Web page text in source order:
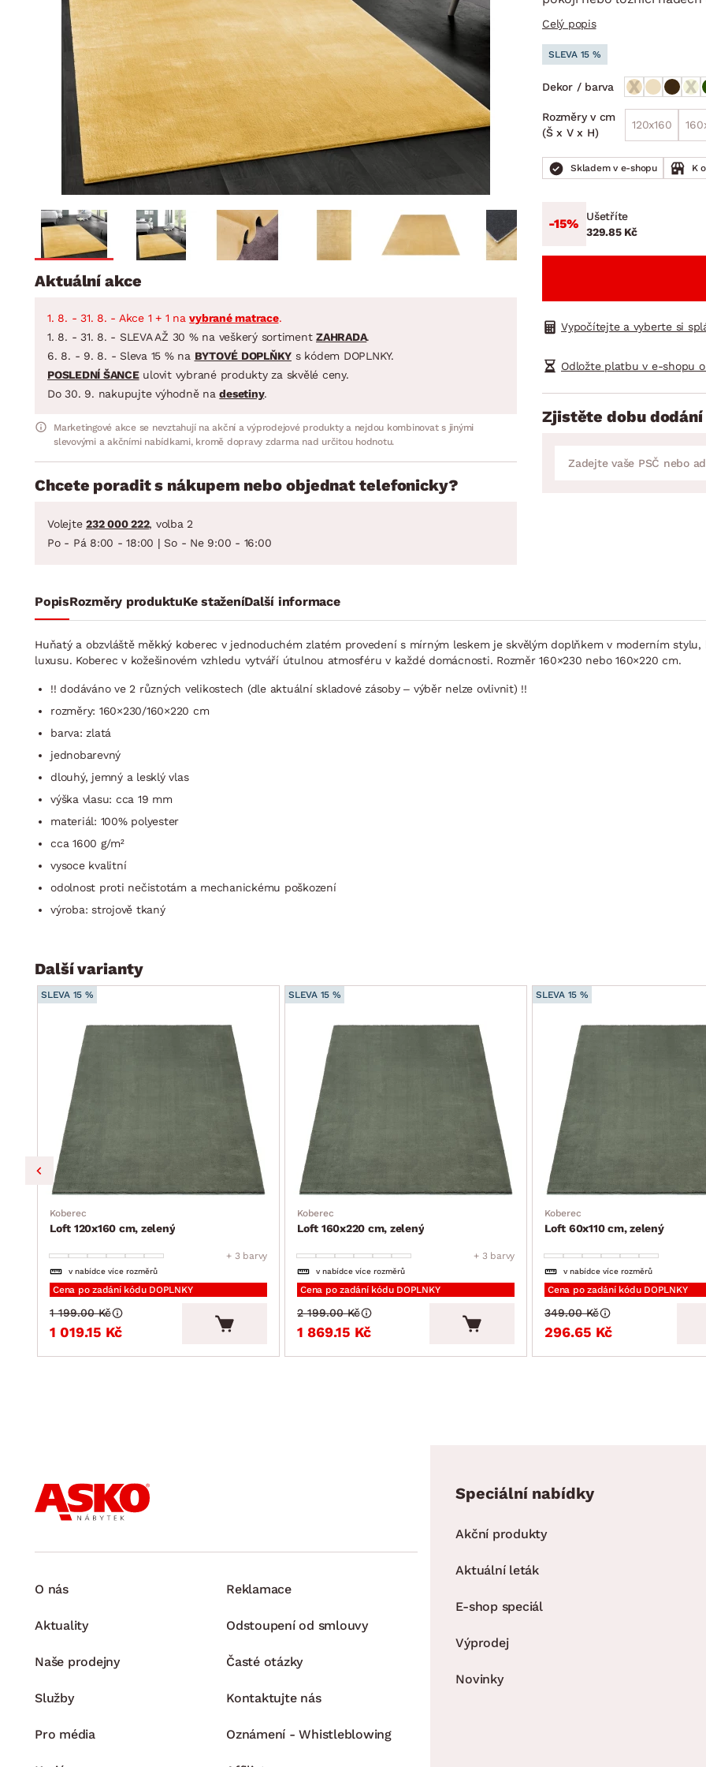
Dětský pokoj
Předsíň, šatna a chodba
Kuchyně
Koupelna
Zahrada
Domácnost
BYTOVÝ TEXTIL
Přikrývky
Polštáře
Závěsy a žaluzie
Zobrazit vše
STOLOVÁNÍ A VAŘENÍ
Jídelní servis
Příbory
Hrnce
Pánve
Zobrazit vše
DOMÁCÍ SPOTŘEBIČE ZAHRADNÍ
VELIKONOCE
Koupelnové sestavy
Jídelní sestavy
Zahradní sestavy
Celý popis
SLEVA 15 %
Dekor / barva
Rozměry v cm
(Š x V x H)
120x160
Skladem v e-shopu K
-15%
Ušetříte
329.85 Kč
Vypočítejte a vyberte si
Odložte platbu v e-shopu
Zjistěte dobu
Aktuální akce
1. 8. - 31. 8. - Akce 1 + 1 navybrané matrace.
1. 8. - 31. 8. - SLEVA AŽ 30 % na veškerý sortiment ZAHRADA.
6. 8. - 9. 8. - Sleva 15 % na BYTOVÉ DOPLŇKY s kódem DOPLNKY.
POSLEDNÍ ŠANCEulovit vybrané produkty za skvělé ceny.
Do 30. 9. nakupujte výhodně nadesetiny.
Marketingové akce se nevztahují na akční a výprodejové produkty a nejdou kombinovat s jinými
slevovými a akčními nabídkami, kromě dopravy zdarma nad určitou hodnotu.
Chcete poradit s nákupem nebo objednat telefonicky?
Volejte 232 000 222, volba 2
Po - Pá 8:00 - 18:00 | So - Ne 9:00 - 16:00
PopisRozměry produktuKe staženíDalší informace
Huňatý a obzvláště měkký koberec v jednoduchém zlatém provedení s mírným leskem je skvělým doplňkem v moderním
luxusu. Koberec v kožešinovém vzhledu vytváří útulnou atmosféru v každé domácnosti. Rozměr 160×230 nebo 160×220 cm.
!! dodáváno ve 2 různých velikostech (dle aktuální skladové zásoby – výběr nelze ovlivnit) !!
rozměry: 160×230/160×220 cm
barva: zlatá
jednobarevný
dlouhý, jemný a lesklý vlas
výška vlasu: cca 19 mm
materiál: 100% polyester
cca 1600 g/m²
vysoce kvalitní
odolnost proti nečistotám a mechanickému poškození
výroba: strojově tkaný
Další varianty
SLEVA 15 %
Koberec
Loft 120x160 cm, zelený
+ 3 barvy
v nabídce více rozměrů
Cena po zadání kódu DOPLNKY
1 019.15 Kč
1 199.00 Kč
SLEVA 15 %
Koberec
Loft 160x220 cm, zelený
+ 3 barvy
v nabídce více rozměrů
Cena po zadání kódu DOPLNKY
1 869.15 Kč
2 199.00 Kč
SLEVA 15 %
Koberec
Loft 60x110 cm, zelený
v nabídce více rozměrů
Cena po zadání kódu DOPLNKY
296.65 Kč
349.00 Kč
O nás
Aktuality
Naše prodejny
Služby
Pro média
Reklamace
Odstoupení od smlouvy
Časté otázky
Kontaktujte nás
Oznámení - Whistleblowing
Speciální nabídky
Akční produkty
Aktuální leták
E-shop speciál
Výprodej
Novinky